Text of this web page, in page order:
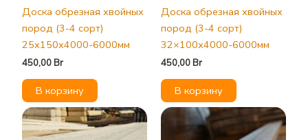
Доска обрезная хвойных
пород (3-4 сорт)
25х150х4000-6000мм
450,00Br
В корзину
Доска обрезная хвойных
пород (3-4 сорт)
32×100х4000-6000мм
450,00Br
В корзину